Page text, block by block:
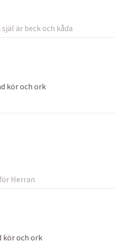
är beck och kåda
kör och ork
Herran
kör och ork